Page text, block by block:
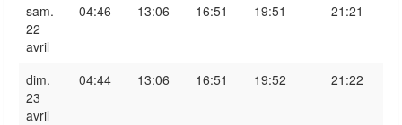
sam.
22
avril
04:46 13:06 16:51 19:51 21:21
dim.
23
avril
04:44 13:06 16:51 19:52 21:22